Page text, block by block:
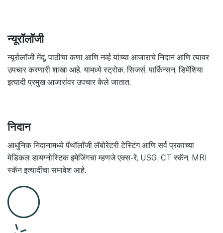
न्यूरॉलॉजी
न्यूरोलॉजी मेंदू, पाठीचा कणा आणि नर्व्ह यांच्या आजाराचे निदान आणि त्यावर
उपचार करणारी शाखा आहे. यामध्ये स्ट्रोक, सिजर्स, पार्किन्सन, डिमेंशिया
इत्यादी प्रमुख आजारांवर उपचार केले जातात.
निदान
आधुनिक निदानामध्ये पॅथॉलॉजी लॅबोरेटरी टेस्टिंग आणि सर्व प्रकाच्या
मेडिकल डायग्नोस्टिक इमेजिंगचा म्हणजे एक्स-रे, USG, CT स्कॅन, MRI
स्कॅन इत्यादींचा समावेश आहे.